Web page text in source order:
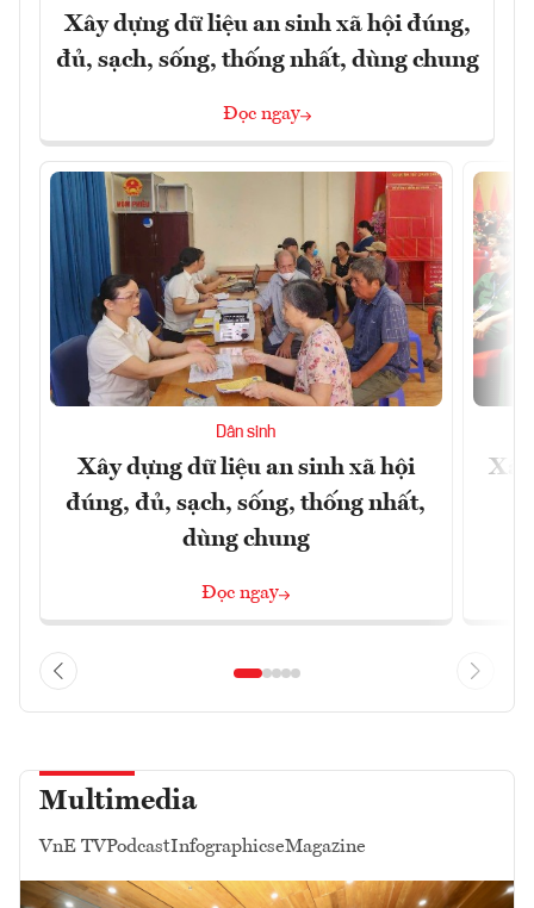
Xây dựng dữ liệu an sinh xã hội đúng,
đủ, sạch, sống, thống nhất, dùng chung
Đọc ngay
Dân sinh
Xây dựng dữ liệu an sinh xã hội
đúng, đủ, sạch, sống, thống nhất,
dùng chung
Đọc ngay
Multimedia
VnE TVPodcastInfographicseMagazine